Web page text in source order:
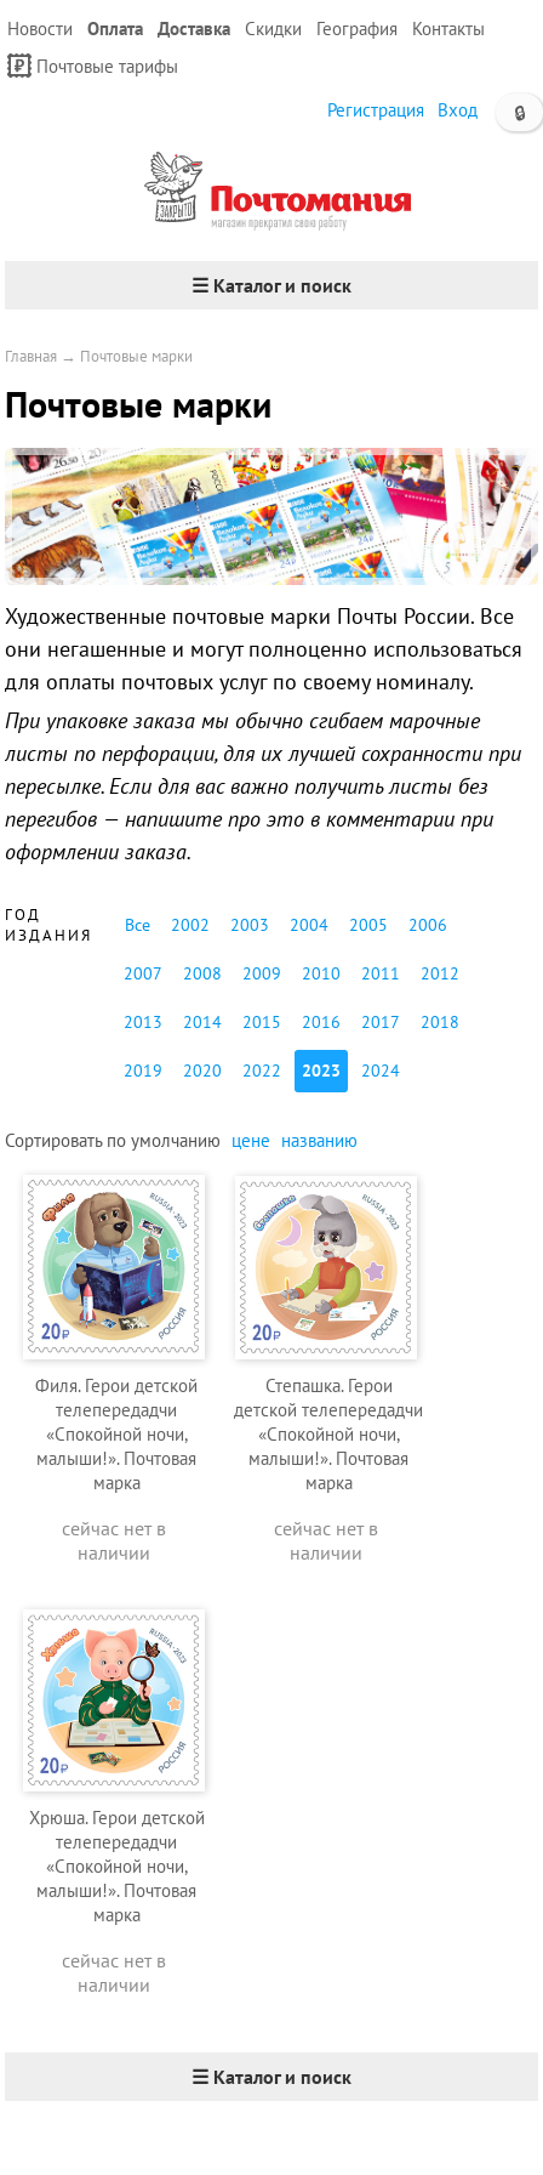
Новости Оплата Доставка Скидки География
Контакты
Почтовые тарифы
🔒
Регистрация Вход
☰ Каталог и поиск
Главная → Почтовые марки
Почтовые марки
Художественные почтовые марки Почты России. Все
они негашенные и могут полноценно использоваться
для оплаты почтовых услуг по своему номиналу.
При упаковке заказа мы обычно сгибаем марочные
листы по перфорации, для их лучшей сохранности при
пересылке. Если для вас важно получить листы без
перегибов — напишите про это в комментарии при
оформлении заказа.
ГОД
ИЗДАНИЯ
Все 2002 2003 2004 2005 2006
2007 2008 2009 2010 2011 2012
2013 2014 2015 2016 2017 2018
2019 2020 2022 2023 2024
Сортировать поумолчанию цене названию
Филя. Герои детской
телепередадчи
«Спокойной ночи,
малыши!». Почтовая
марка
сейчас нет в
наличии
Степашка. Герои
детской телепередадчи
«Спокойной ночи,
малыши!». Почтовая
марка
сейчас нет в
наличии
Хрюша. Герои детской
телепередадчи
«Спокойной ночи,
малыши!». Почтовая
марка
сейчас нет в
наличии
☰ Каталог и поиск